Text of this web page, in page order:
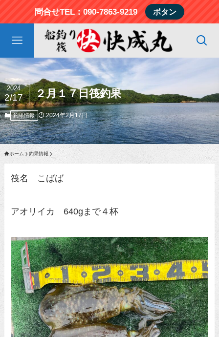
問合せTEL：090-7863-9219 ボタン
２月１７日筏釣果
2024
2/17
釣果情報 2024年2月17日
ホーム 釣果情報
筏名 こばば
アオリイカ 640gまで４杯